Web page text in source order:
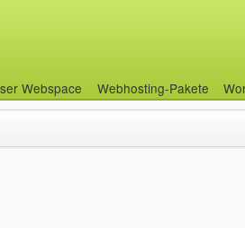
Webspace Webhosting-Pakete